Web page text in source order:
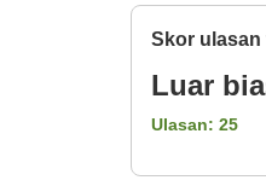
Skor ulasan
Luar
Ulasan: 25